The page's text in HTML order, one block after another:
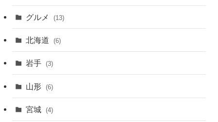
グルメ (13)
北海道 (6)
岩手 (3)
山形 (6)
宮城 (4)